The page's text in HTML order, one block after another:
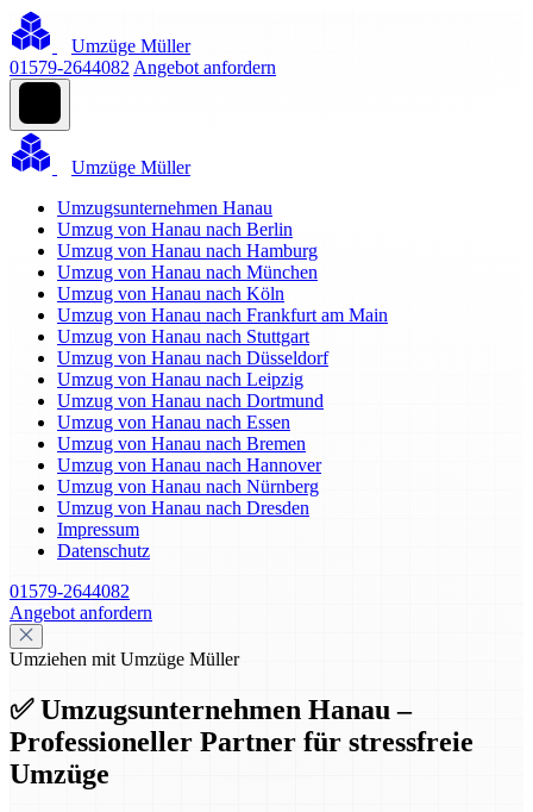
Umzüge Müller
01579-2644082 Angebot anfordern
Umzüge Müller
Umzugsunternehmen Hanau
Umzug von Hanau nach Berlin
Umzug von Hanau nach Hamburg
Umzug von Hanau nach München
Umzug von Hanau nach Köln
Umzug von Hanau nach Frankfurt am Main
Umzug von Hanau nach Stuttgart
Umzug von Hanau nach Düsseldorf
Umzug von Hanau nach Leipzig
Umzug von Hanau nach Dortmund
Umzug von Hanau nach Essen
Umzug von Hanau nach Bremen
Umzug von Hanau nach Hannover
Umzug von Hanau nach Nürnberg
Umzug von Hanau nach Dresden
Impressum
Datenschutz
01579-2644082
Angebot anfordern
Umziehen mit Umzüge Müller
✅ Umzugsunternehmen Hanau –
Professioneller Partner für stressfreie
Umzüge